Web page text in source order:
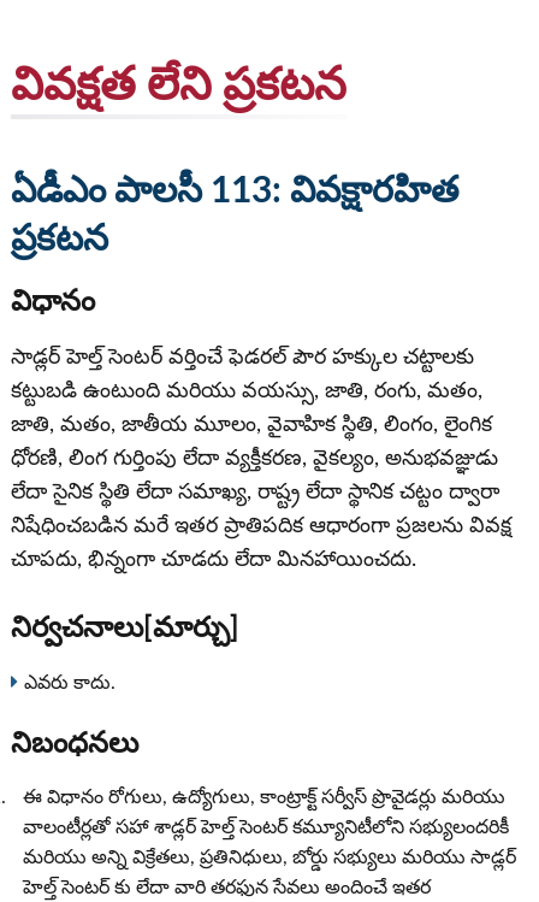
వివక్షత లేని ప్రకటన
ఏడీఎం పాలసీ 113: వివక్షారహిత
ప్రకటన
విధానం
సాడ్లర్ హెల్త్ సెంటర్ వర్తించే ఫెడరల్ పౌర హక్కుల చట్టాలకు
కట్టుబడి ఉంటుంది మరియు వయస్సు, జాతి, రంగు, మతం,
జాతి, మతం, జాతీయ మూలం, వైవాహిక స్థితి, లింగం, లైంగిక
ధోరణి, లింగ గుర్తింపు లేదా వ్యక్తీకరణ, వైకల్యం, అనుభవజ్ఞుడు
లేదా సైనిక స్థితి లేదా సమాఖ్య, రాష్ట్ర లేదా స్థానిక చట్టం ద్వారా
నిషేధించబడిన మరే ఇతర ప్రాతిపదిక ఆధారంగా ప్రజలను వివక్ష
చూపదు, భిన్నంగా చూడదు లేదా మినహాయించదు.
నిర్వచనాలు[మార్చు]
ఎవరు కాదు.
నిబంధనలు
ఈ విధానం రోగులు, ఉద్యోగులు, కాంట్రాక్ట్ సర్వీస్ ప్రొవైడర్లు మరియు
వాలంటీర్లతో సహా శాడ్లర్ హెల్త్ సెంటర్ కమ్యూనిటీలోని సభ్యులందరికీ
మరియు అన్ని విక్రేతలు, ప్రతినిధులు, బోర్డు సభ్యులు మరియు సాడ్లర్
హెల్త్ సెంటర్ కు లేదా వారి తరఫున సేవలు అందించే ఇతర